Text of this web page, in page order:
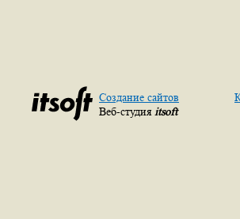
Создание сайтов
Веб-студия itsoft